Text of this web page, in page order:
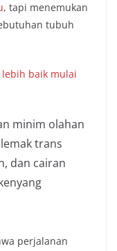
, tapi menemukan
tubuh
lebih baik mulai
minim olahan
trans
dan cairan
perjalanan